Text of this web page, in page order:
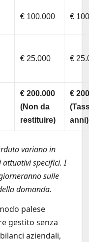
€ 100.000 €
€ 25.000 €
€ 200.000
(Non da
restituire)
€
anni)
variano in
attuativi specifici. I
sulle
domanda.
palese
gestito senza
aziendali,